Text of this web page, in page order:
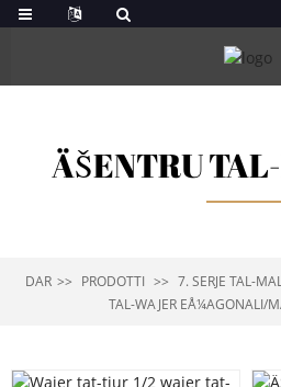
ÄŠENTRU
DAR PRODOTTI 7. SERJE TAL-
TAL-WAJER EÅ¼AGONALI/